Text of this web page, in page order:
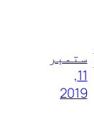
ستمبر
11,
2019